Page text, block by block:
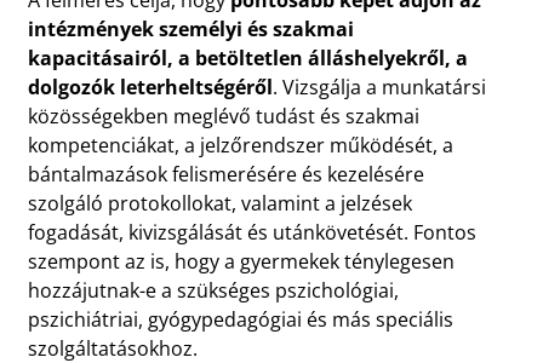
intézmények személyi és szakmai
kapacitásairól, a betöltetlen álláshelyekről, a
dolgozók leterheltségéről. Vizsgálja a munkatársi
közösségekben meglévő tudást és szakmai
kompetenciákat, a jelzőrendszer működését, a
bántalmazások felismerésére és kezelésére
szolgáló protokollokat, valamint a jelzések
fogadását, kivizsgálását és utánkövetését. Fontos
szempont az is, hogy a gyermekek ténylegesen
hozzájutnak-e a szükséges pszichológiai,
pszichiátriai, gyógypedagógiai és más speciális
szolgáltatásokhoz.